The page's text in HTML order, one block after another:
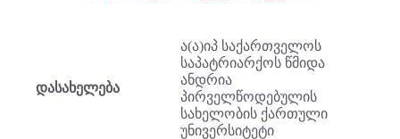
დასახელება
ა(ა)იპ საქართველოს
საპატრიარქოს წმიდა
ანდრია
პირველწოდებულის
სახელობის ქართული
უნივერსიტეტი